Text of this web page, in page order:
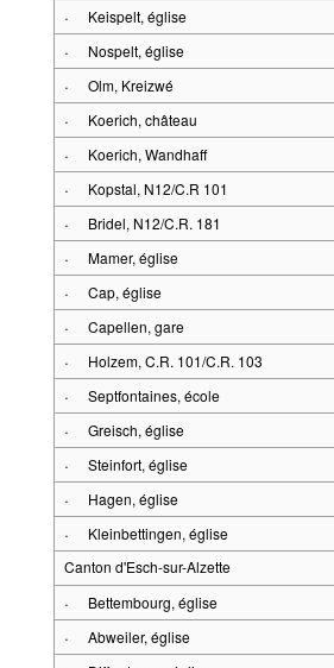
· Keispelt, église
· Nospelt, église
· Olm, Kreizwé
· Koerich, château
· Koerich, Wandhaff
· Kopstal, N12/C.R 101
· Bridel, N12/C.R. 181
· Mamer, église
· Cap, église
· Capellen, gare
· Holzem, C.R. 101/C.R. 103
· Septfontaines, école
· Greisch, église
· Steinfort, église
· Hagen, église
·
Kleinbettingen, église
Canton d'Esch-sur-Alzette
· Bettembourg, église
· Abweiler, église